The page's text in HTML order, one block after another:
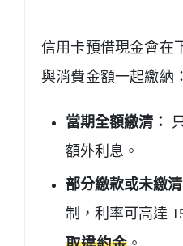
信用卡預借現金會在
與消費金額一起繳納：
當期全額繳清：
額外利息。
部分繳款或未繳清
制，利率可高達